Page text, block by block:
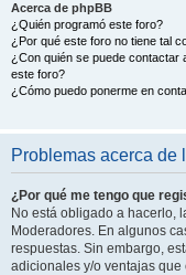
Acerca de phpBB
¿Quién programó este foro?
¿Por qué este foro no tiene tal
¿Con quién se puede contactar
este foro?
¿Cómo puedo ponerme en
Problemas acerca de
¿Por qué me tengo que
No está obligado a hacerlo,
Moderadores. En algunos
respuestas. Sin embargo,
adicionales y/o ventajas